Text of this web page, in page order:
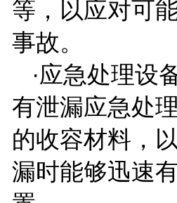
等，以应对可
事故。
·应急处理设
有泄漏应急处
的收容材料，
漏时能够迅速